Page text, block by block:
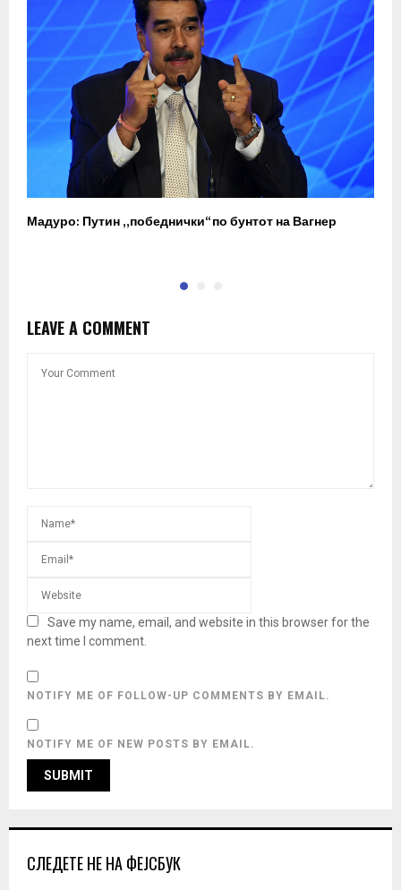
Мадуро: Путин „победнички“ по бунтот на Вагнер
LEAVE A COMMENT
Save my name, email, and website in this browser for the
next time I comment.
NOTIFY ME OF FOLLOW-UP COMMENTS BY EMAIL.
NOTIFY ME OF NEW POSTS BY EMAIL.
СЛЕДЕТЕ НЕ НА ФЕЈСБУК